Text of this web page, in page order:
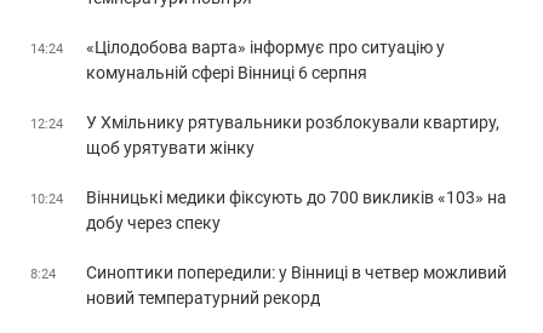
14:24
«Цілодобова варта» інформує про ситуацію у
комунальній сфері Вінниці 6 серпня
12:24
У Хмільнику рятувальники розблокували квартиру,
щоб урятувати жінку
10:24
Вінницькі медики фіксують до 700 викликів «103» на
добу через спеку
8:24
Синоптики попередили: у Вінниці в четвер можливий
новий температурний рекорд